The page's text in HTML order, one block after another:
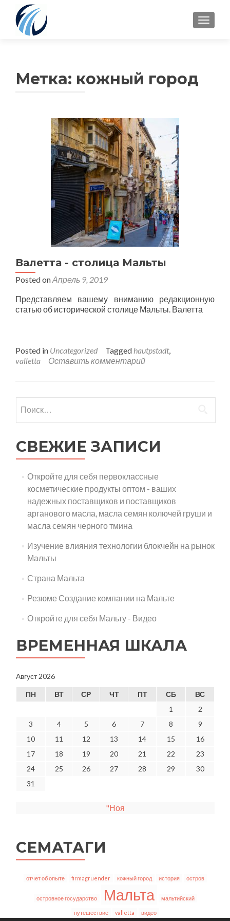
Метка: кожный город
Валетта - столица Мальты
Posted onАпрель 9, 2019
Представляем вашему вниманию редакционную
статью об исторической столице Мальты. Валетта
Posted in Uncategorized Tagged hautpstadt,
valletta
Оставить комментарий
СВЕЖИЕ ЗАПИСИ
Откройте для себя первоклассные
косметические продукты оптом - ваших
надежных поставщиков и поставщиков
арганового масла, масла семян колючей груши и
масла семян черного тмина
Изучение влияния технологии блокчейн на рынок
Мальты
Страна Мальта
Резюме Создание компании на Мальте
Откройте для себя Мальту - Видео
ВРЕМЕННАЯ ШКАЛА
Август 2026
ПН ВТ СР ЧТ ПТ СБ
ВС
1
2
3
4 5 6 7 8
9
10
11 12 13 14 15
16
17
18 19 20 21 22
23
24
25 26 27 28 29
30
31
"Ноя
СЕМАТАГИ
отчет об опыте firmagruender кожный город история остров
островное государство Мальта мальтийский
путешествие valletta видео